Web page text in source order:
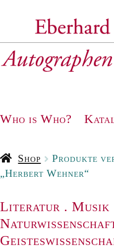
Navigation
Who is Who?
Shop
Produkte
„Herbert Wehner“
Literatur . Musik